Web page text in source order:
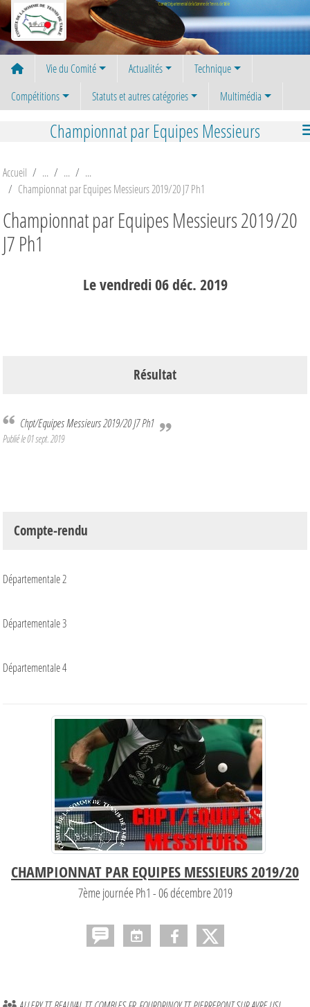
Comité Départemental de la Somme de Tennis de Table
Vie du Comité Actualités
Technique
Compétitions
Statuts et autres catégories Multimédia
Championnat par Equipes Messieurs
Accueil
Championnat par Equipes Messieurs 2019/20 J7 Ph1
Championnat par Equipes Messieurs 2019/20
J7 Ph1
Levendredi06déc.2019
Résultat
Chpt/Equipes Messieurs 2019/20 J7 Ph1
Publié le01 sept. 2019
Compte-rendu
Départementale 2
Départementale 3
Départementale 4
CHAMPIONNAT PAR EQUIPES MESSIEURS 2019/20
7ème journée Ph1 - 06 décembre 2019
Panneau de gestion des cookies